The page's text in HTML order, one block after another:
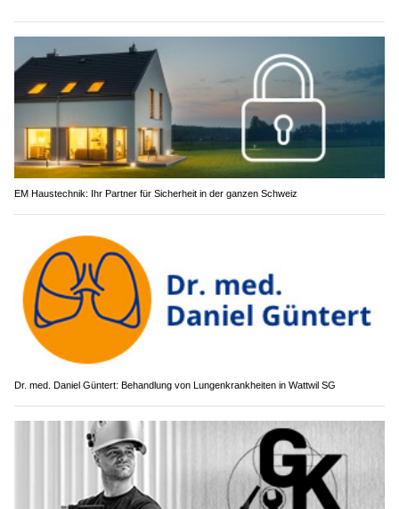
EM Haustechnik: Ihr Partner für Sicherheit in der ganzen Schweiz
Dr. med. Daniel Güntert: Behandlung von Lungenkrankheiten in Wattwil SG